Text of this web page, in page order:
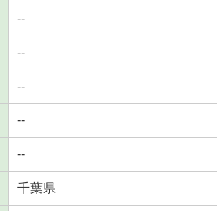
--
--
--
--
--
千葉県